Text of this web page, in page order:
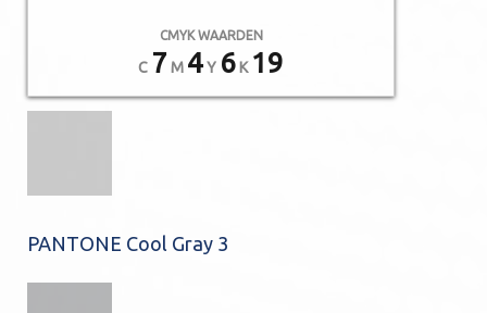
CMYK WAARDEN
C 7 M 4Y 6 K 19
PANTONE Cool Gray 3